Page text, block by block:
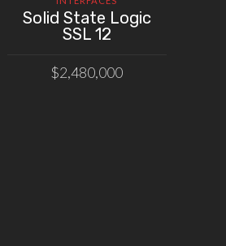
Solid State Logic
SSL 12
$2,480,000